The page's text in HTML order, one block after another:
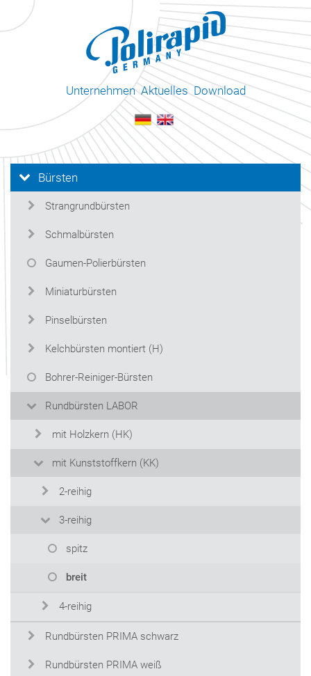
Unternehmen Aktuelles Download
Bürsten
Strangrundbürsten
Schmalbürsten
Gaumen-Polierbürsten
Miniaturbürsten
Pinselbürsten
Kelchbürsten montiert (H)
Bohrer-Reiniger-Bürsten
Rundbürsten LABOR
mit Holzkern (HK)
mit Kunststoffkern (KK)
2-reihig
3-reihig
spitz
breit
4-reihig
Rundbürsten PRIMA schwarz
Rundbürsten PRIMA weiß